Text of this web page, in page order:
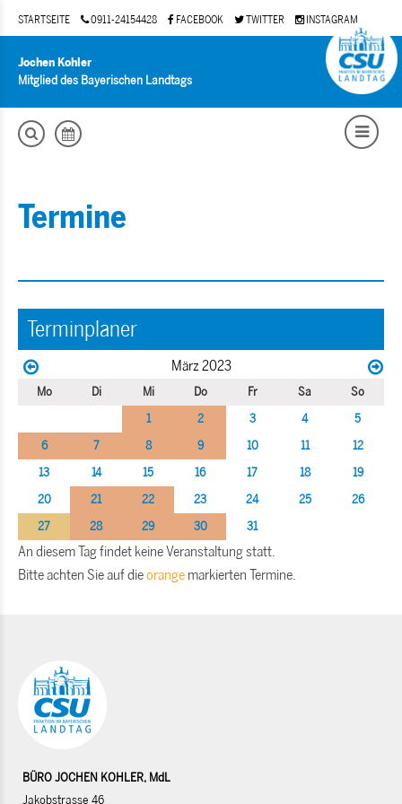
STARTSEITE 0911-24154428 FACEBOOK TWITTER INSTAGRAM
Jochen Kohler
Mitglied des Bayerischen Landtags
Termine
Terminplaner
März 2023
Mo Di Mi Do Fr Sa
So
1
2 3 4
5
6
7 8 9 10 11
12
13
14 15 16 17 18
19
20
21 22 23 24 25
26
27
28 29 30 31
An diesem Tag findet keine Veranstaltung statt.
Bitte achten Sie auf dieorange markierten Termine.
BÜRO JOCHEN KOHLER, MdL
Jakobstrasse 46